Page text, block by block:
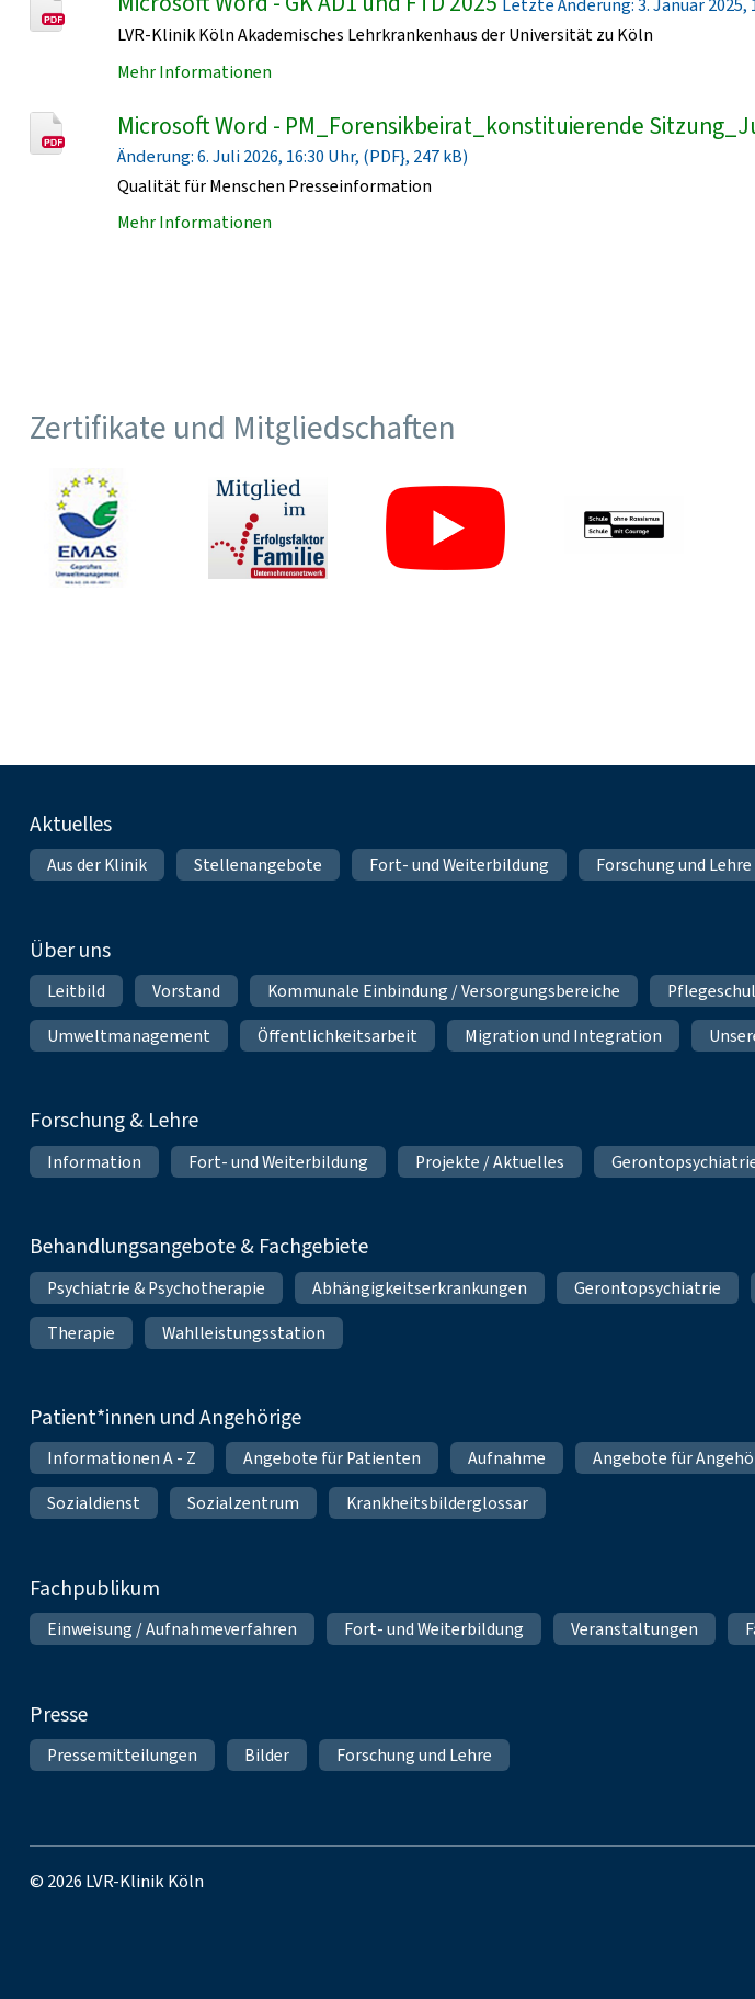
Letzte Änderung: 3. Januar 2025,
LVR-Klinik Köln Akademisches Lehrkrankenhaus der Universität zu Köln
Mehr Informationen
Microsoft Word - PM_Forensikbeirat_konstituierende
Änderung: 6. Juli 2026, 16:30 Uhr, (PDF}, 247 kB)
Qualität für Menschen Presseinformation
Mehr Informationen
Zertifikate und Mitgliedschaften
Fußnavigation
Aktuelles
Aus der Klinik Stellenangebote Fort- und Weiterbildung Forschung und Lehre
Über uns
Leitbild Vorstand Kommunale Einbindung / Versorgungsbereiche
Umweltmanagement
Öffentlichkeitsarbeit Migration und Integration
Forschung & Lehre
Information Fort- und Weiterbildung Projekte / Aktuelles
Behandlungsangebote & Fachgebiete
Psychiatrie & Psychotherapie Abhängigkeitserkrankungen Gerontopsychiatrie
Therapie
Wahlleistungsstation
Patient*innen und Angehörige
Informationen A - Z Angebote für Patienten Aufnahme Angebote für
Sozialdienst
Sozialzentrum Krankheitsbilderglossar
Fachpublikum
Einweisung / Aufnahmeverfahren Fort- und Weiterbildung Veranstaltungen
Presse
Pressemitteilungen Bilder Forschung und Lehre
© 2026 LVR-Klinik Köln